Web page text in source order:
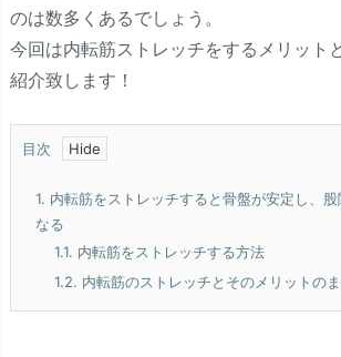
のは数多くあるでしょう。
今回は内転筋ストレッチをするメリット
紹介致します！
目次
1. 内転筋をストレッチすると骨盤が安定し、
なる
1.1. 内転筋をストレッチする方法
1.2. 内転筋のストレッチとそのメリットの